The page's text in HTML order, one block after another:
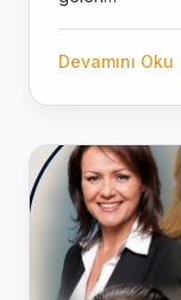
Devamını Oku